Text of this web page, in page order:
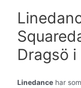
Dragsö i
Linedancehar